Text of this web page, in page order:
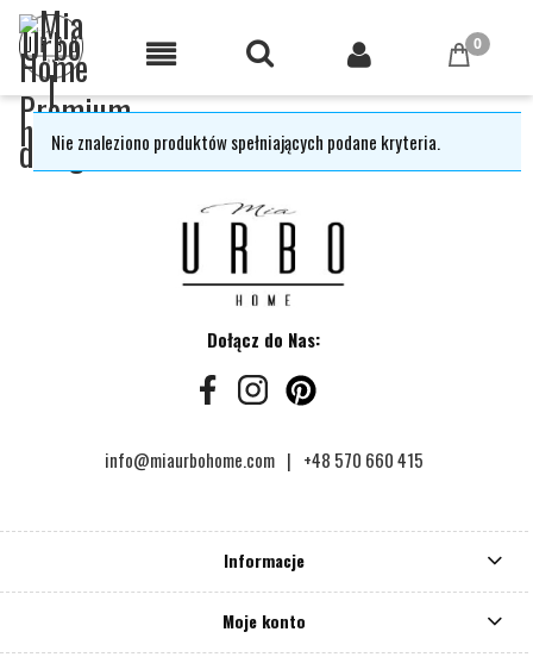
Nie znaleziono produktów spełniających podane kryteria.
Dołącz do Nas:
info@miaurbohome.com +48 570 660 415
Informacje
Moje konto